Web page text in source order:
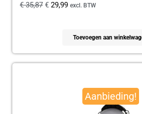
€35,87 € 29,99 excl. BTW
Toevoegen aan
Aanbieding!
€ 165,00.